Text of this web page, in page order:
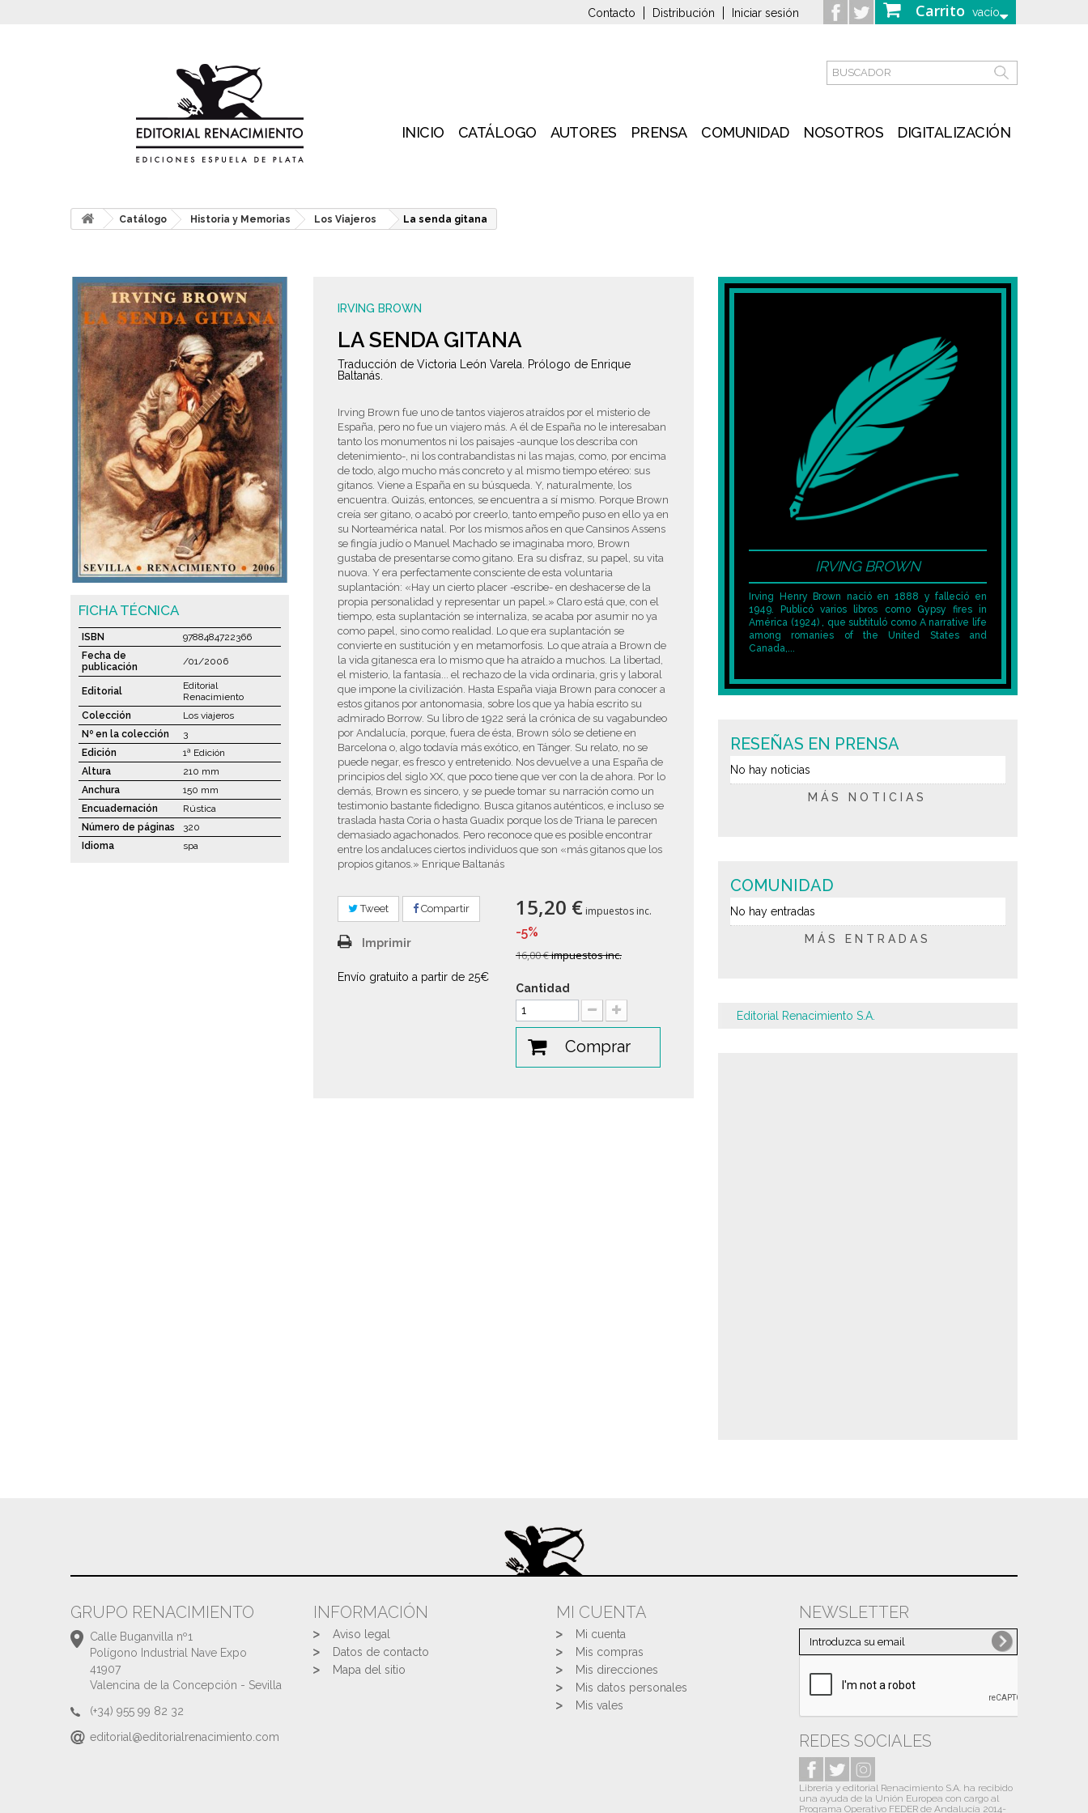
Carrito vacío
Contacto Distribución Iniciar sesión
INICIO CATÁLOGO AUTORES PRENSA COMUNIDAD NOSOTROS DIGITALIZACIÓN
Catálogo Historia y Memorias Los Viajeros La senda gitana
IRVING BROWN
LA SENDA GITANA
Traducción de Victoria León Varela. Prólogo de Enrique
Baltanás.
Irving Brown fue uno de tantos viajeros atraídos por el misterio de
España, pero no fue un viajero más. A él de España no le interesaban
tanto los monumentos ni los paisajes -aunque los describa con
detenimiento-, ni los contrabandistas ni las majas, como, por encima
de todo, algo mucho más concreto y al mismo tiempo etéreo: sus
gitanos. Viene a España en su búsqueda. Y, naturalmente, los
encuentra. Quizás, entonces, se encuentra a sí mismo. Porque Brown
creía ser gitano, o acabó por creerlo, tanto empeño puso en ello ya en
su Norteamérica natal. Por los mismos años en que Cansinos Assens
se fingía judío o Manuel Machado se imaginaba moro, Brown
gustaba de presentarse como gitano. Era su disfraz, su papel, su vita
nuova. Y era perfectamente consciente de esta voluntaria
suplantación: «Hay un cierto placer -escribe- en deshacerse de la
propia personalidad y representar un papel.» Claro está que, con el
tiempo, esta suplantación se internaliza, se acaba por asumir no ya
como papel, sino como realidad. Lo que era suplantación se
convierte en sustitución y en metamorfosis. Lo que atraía a Brown de
la vida gitanesca era lo mismo que ha atraído a muchos. La libertad,
el misterio, la fantasía... el rechazo de la vida ordinaria, gris y laboral
que impone la civilización. Hasta España viaja Brown para conocer a
estos gitanos por antonomasia, sobre los que ya había escrito su
admirado Borrow. Su libro de 1922 será la crónica de su vagabundeo
por Andalucía, porque, fuera de ésta, Brown sólo se detiene en
Barcelona o, algo todavía más exótico, en Tánger. Su relato, no se
puede negar, es fresco y entretenido. Nos devuelve a una España de
principios del siglo XX, que poco tiene que ver con la de ahora. Por lo
demás, Brown es sincero, y se puede tomar su narración como un
testimonio bastante fidedigno. Busca gitanos auténticos, e incluso se
traslada hasta Coria o hasta Guadix porque los de Triana le parecen
demasiado agachonados. Pero reconoce que es posible encontrar
entre los andaluces ciertos individuos que son «más gitanos que los
propios gitanos.» Enrique Baltanás
Tweet Compartir
Imprimir
Envío gratuito a partir de 25€
15,20 € impuestos inc.
-5%
16,00 €impuestos inc.
Cantidad
Comprar
FICHA TÉCNICA
ISBN
9788484722366
Fecha de
publicación
/01/2006
Editorial
Editorial
Renacimiento
Colección
Los viajeros
Nº en la colección
3
Edición
1ª Edición
Altura
210 mm
Anchura
150 mm
Encuadernación
Rústica
Número de páginas
320
Idioma
spa
IRVING BROWN
Irving Henry Brown nació en 1888 y falleció en
1949. Publicó varios libros como Gypsy fires in
América (1924) , que subtituló como A narrative life
among romanies of the United States and
Canada,...
RESEÑAS EN PRENSA
No hay noticias
MÁS NOTICIAS
COMUNIDAD
No hay entradas
MÁS ENTRADAS
Editorial Renacimiento S.A.
GRUPO RENACIMIENTO
Calle Buganvilla nº1
Polígono Industrial Nave Expo
41907
Valencina de la Concepción - Sevilla
(+34) 955 99 82 32
editorial@editorialrenacimiento.com
INFORMACIÓN
Aviso legal
Datos de contacto
Mapa del sitio
MI CUENTA
Mi cuenta
Mis compras
Mis direcciones
Mis datos personales
Mis vales
NEWSLETTER
REDES SOCIALES
Librería y editorial Renacimiento S.A. ha recibido
una ayuda de la Unión Europea con cargo al
Programa Operativo FEDER de Andalucía 2014-